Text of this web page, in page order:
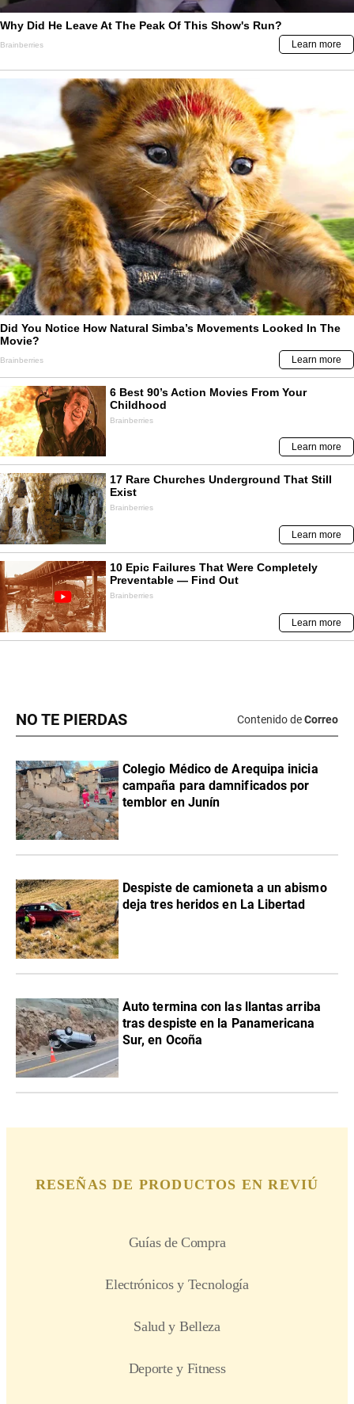
NO TE PIERDAS Contenido deCorreo
Colegio Médico de Arequipa inicia
campaña para damnificados por
temblor en Junín
Despiste de camioneta a un abismo
deja tres heridos en La Libertad
Auto termina con las llantas arriba
tras despiste en la Panamericana
Sur, en Ocoña